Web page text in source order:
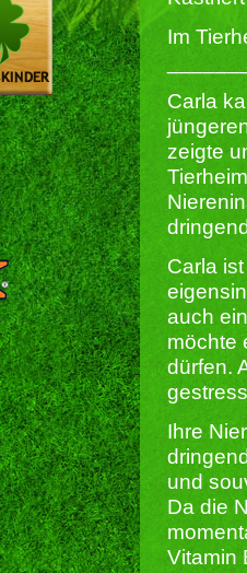
Im
Carla
zeigte
Carla
auch
möchte
dürfen.
Ihre
und
Da die
Vitamin